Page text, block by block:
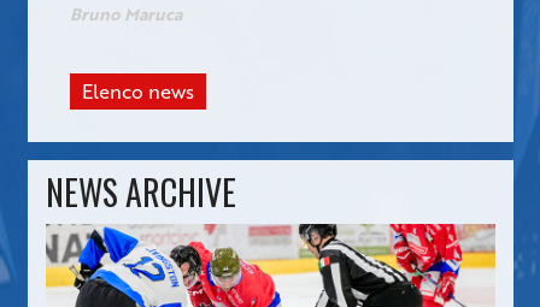
Bruno Maruca
Elenco news
NEWS ARCHIVE